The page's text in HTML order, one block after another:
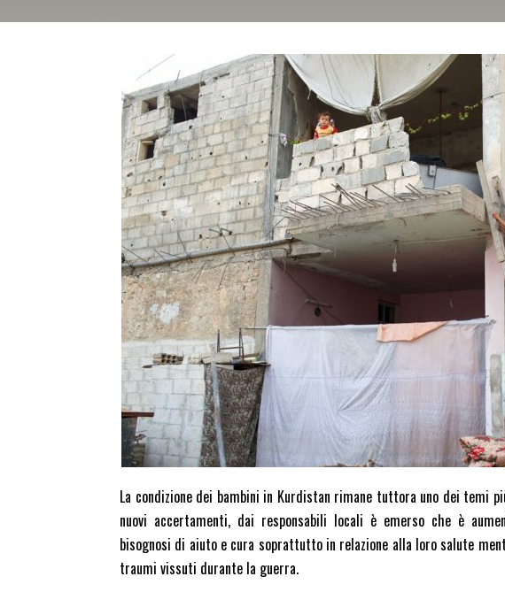
La condizione dei bambini in Kurdistan rimane tuttora uno dei temi
nuovi accertamenti, dai responsabili locali è emerso che è
bisognosi di aiuto e cura soprattutto in relazione alla loro salute
traumi vissuti durante la guerra.